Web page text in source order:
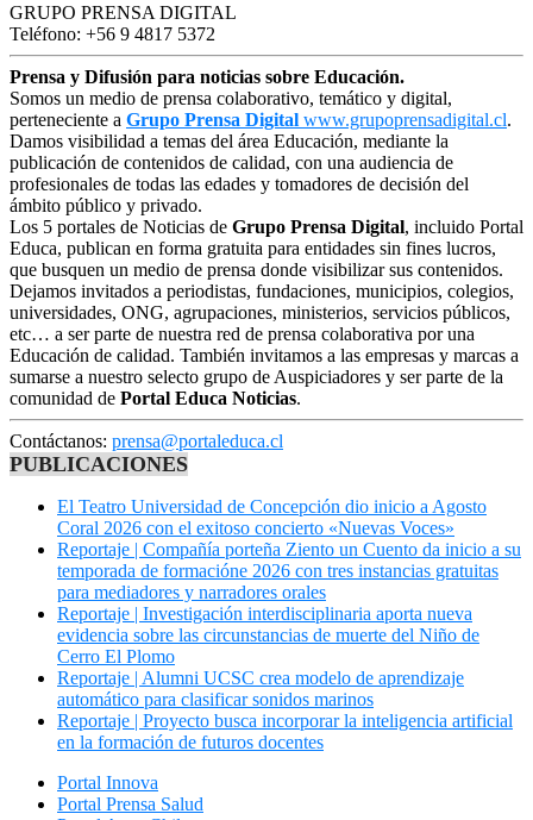
GRUPO PRENSA DIGITAL
Teléfono: +56 9 4817 5372
Prensa y Difusión para noticias sobre Educación.
Somos un medio de prensa colaborativo, temático y digital,
perteneciente a Grupo Prensa Digital www.grupoprensadigital.cl.
Damos visibilidad a temas del área Educación, mediante la
publicación de contenidos de calidad, con una audiencia de
profesionales de todas las edades y tomadores de decisión del
ámbito público y privado.
Los 5 portales de Noticias de Grupo Prensa Digital, incluido Portal
Educa, publican en forma gratuita para entidades sin fines lucros,
que busquen un medio de prensa donde visibilizar sus contenidos.
Dejamos invitados a periodistas, fundaciones, municipios, colegios,
universidades, ONG, agrupaciones, ministerios, servicios públicos,
etc… a ser parte de nuestra red de prensa colaborativa por una
Educación de calidad. También invitamos a las empresas y marcas a
sumarse a nuestro selecto grupo de Auspiciadores y ser parte de la
comunidad de Portal Educa Noticias.
Contáctanos: prensa@portaleduca.cl
PUBLICACIONES
El Teatro Universidad de Concepción dio inicio a Agosto
Coral 2026 con el exitoso concierto «Nuevas Voces»
Reportaje | Compañía porteña Ziento un Cuento da inicio a su
temporada de formacióne 2026 con tres instancias gratuitas
para mediadores y narradores orales
Reportaje | Investigación interdisciplinaria aporta nueva
evidencia sobre las circunstancias de muerte del Niño de
Cerro El Plomo
Reportaje | Alumni UCSC crea modelo de aprendizaje
automático para clasificar sonidos marinos
Reportaje | Proyecto busca incorporar la inteligencia artificial
en la formación de futuros docentes
Portal Innova
Portal Prensa Salud